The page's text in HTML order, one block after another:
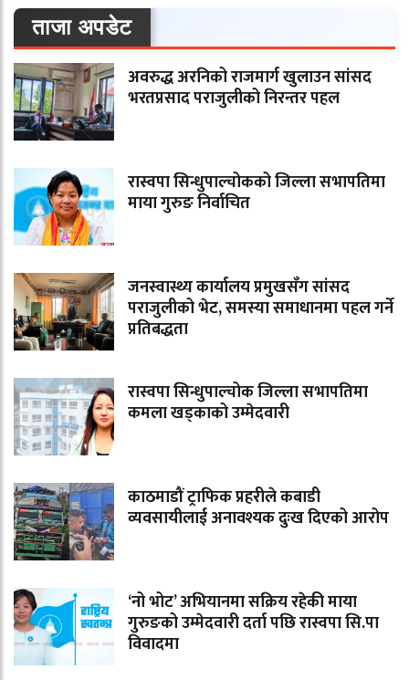
ताजा अपडेट
अवरुद्ध अरनिको राजमार्ग खुलाउन सांसद
भरतप्रसाद पराजुलीको निरन्तर पहल
रास्वपा सिन्धुपाल्चोकको जिल्ला सभापतिमा
माया गुरुङ निर्वाचित
जनस्वास्थ्य कार्यालय प्रमुखसँग सांसद
पराजुलीको भेट, समस्या समाधानमा पहल गर्ने
प्रतिबद्धता
रास्वपा सिन्धुपाल्चोक जिल्ला सभापतिमा
कमला खड्काको उम्मेदवारी
काठमाडौं ट्राफिक प्रहरीले कबाडी
व्यवसायीलाई अनावश्यक दुःख दिएको आरोप
‘नो भोट’ अभियानमा सक्रिय रहेकी माया
गुरुङको उम्मेदवारी दर्ता पछि रास्वपा सि.पा
विवादमा